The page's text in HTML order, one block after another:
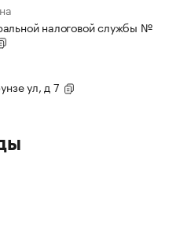
налоговой службы №
ул, д 7